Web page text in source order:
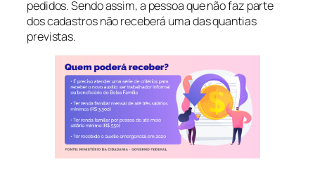
pedidos. Sendo assim, a pessoa que não faz parte
dos cadastros não receberá uma das quantias
previstas.